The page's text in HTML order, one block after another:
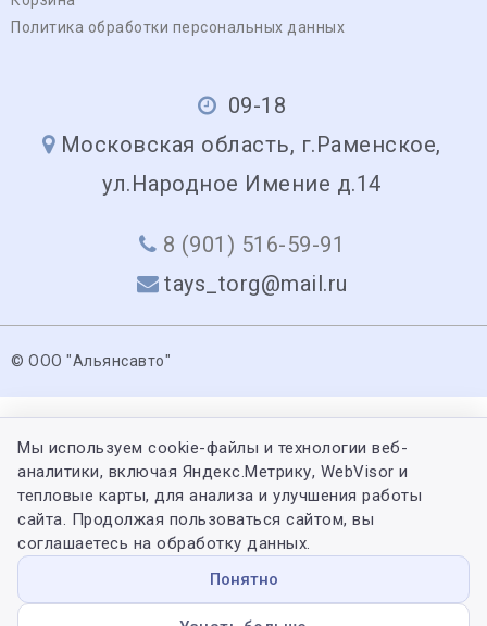
Политика обработки персональных данных
09-18
Московская область, г.Раменское,
ул.Народное Имение д.14
8 (901) 516-59-91
tays_torg@mail.ru
© ООО "Альянсавто"
Мы используем cookie-файлы и технологии веб-
аналитики, включая Яндекс.Метрику, WebVisor и
тепловые карты, для анализа и улучшения работы
сайта. Продолжая пользоваться сайтом, вы
соглашаетесь на обработку данных.
Понятно